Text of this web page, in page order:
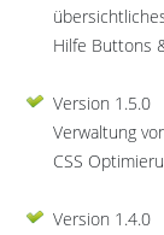
Hilfe Buttons
Version 1.5.0
Verwaltung
CSS
Version 1.4.0